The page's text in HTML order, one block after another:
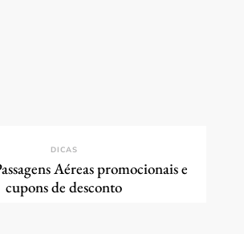
DICAS
Aéreas promocionais e
cupons de desconto